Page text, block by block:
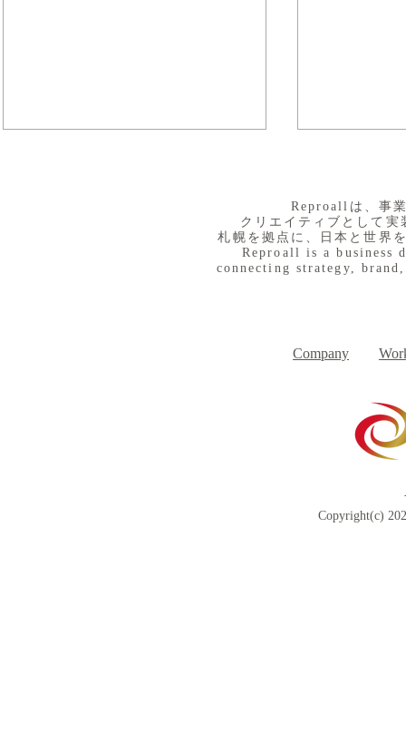
​Reproallは、事
クリエイティブとして
札幌を拠点に、日本と世界
Reproall is a business
connecting strategy,
Company
Copyright(c)